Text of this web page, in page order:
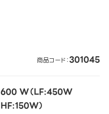
商品コード：301045
600 W（LF:450W
HF:150W）